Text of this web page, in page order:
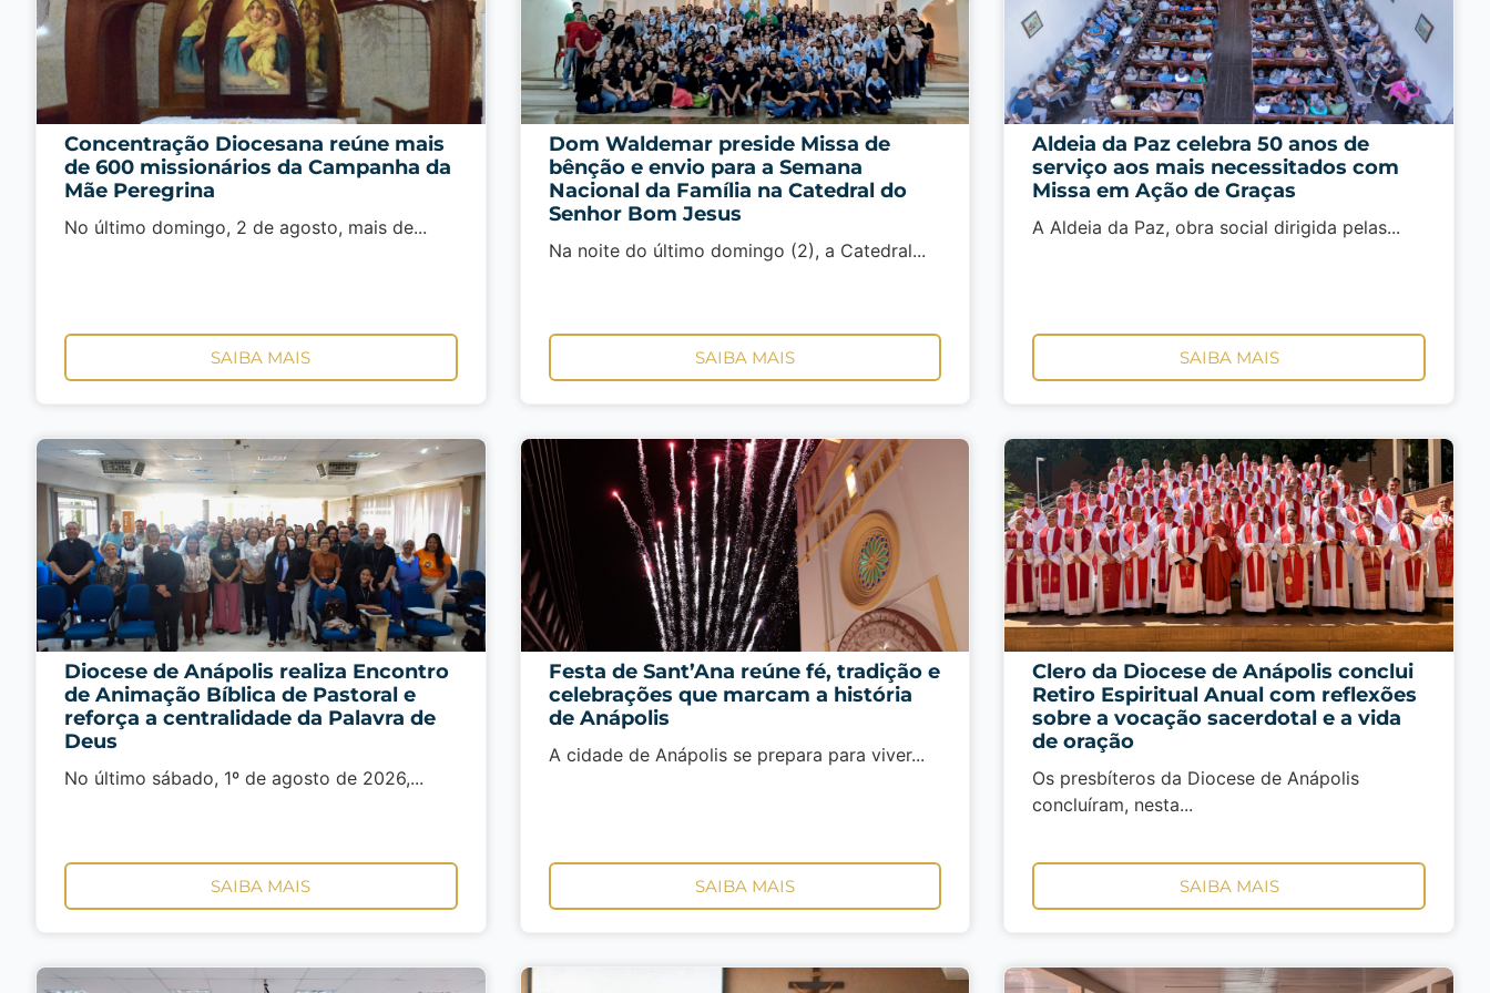
Concentração Diocesana reúne mais
de 600 missionários da Campanha da
Mãe Peregrina
No último domingo, 2 de agosto, mais de...
SAIBA MAIS
Dom Waldemar preside Missa de
bênção e envio para a Semana
Nacional da Família na Catedral do
Senhor Bom Jesus
Na noite do último domingo (2), a Catedral...
SAIBA MAIS
Aldeia da Paz celebra 50 anos de
serviço aos mais necessitados com
Missa em Ação de Graças
A Aldeia da Paz, obra social dirigida pelas...
SAIBA MAIS
Diocese de Anápolis realiza Encontro
de Animação Bíblica de Pastoral e
reforça a centralidade da Palavra de
Deus
No último sábado, 1º de agosto de 2026,...
SAIBA MAIS
Festa de Sant’Ana reúne fé, tradição e
celebrações que marcam a história
de Anápolis
A cidade de Anápolis se prepara para viver...
SAIBA MAIS
Clero da Diocese de Anápolis conclui
Retiro Espiritual Anual com reflexões
sobre a vocação sacerdotal e a vida
de oração
Os presbíteros da Diocese de Anápolis
concluíram, nesta...
SAIBA MAIS